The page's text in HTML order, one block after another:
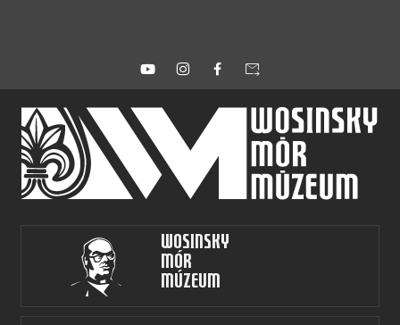
forward_to_inbox
Wosinsky
Mór
Múzeum